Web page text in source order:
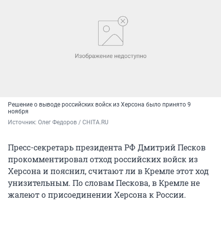
Решение о выводе российских войск из Херсона было принято 9
ноября
Источник: Олег Федоров / CHITA.RU
Пресс-секретарь президента РФ Дмитрий Песков
прокомментировал отход российских войск из
Херсона и пояснил, считают ли в Кремле этот ход
унизительным. По словам Пескова, в Кремле не
жалеют о присоединении Херсона к России.